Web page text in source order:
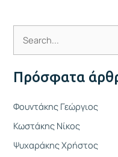
α
ή
τ
η
Πρόσφατα
Φουντάκης Γεώργιος
Κωστάκης Νίκος
Ψυχαράκης Χρήστος